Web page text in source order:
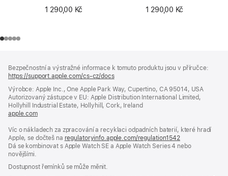
1 290,00 Kč
1 290,00 Kč
Bezpečnostní a výstražné informace k tomuto produktu jsou v příručce:
https://support.apple.com/cs-cz/docs(otevře
v novém
okně)
Výrobce: Apple Inc., One Apple Park Way, Cupertino, CA 95014, USA
Autorizovaný zástupce v EU: Apple Distribution International Limited,
Hollyhill Industrial Estate, Hollyhill, Cork, Ireland
apple.com(otevře
v novém
okně)
Víc o nákladech za zpracování a recyklaci odpadních baterií, které hradí
Apple, se dočteš na regulatoryinfo.apple.com/regulation1542(otevře
se
Dá se kombinovat s Apple Watch SE a Apple Watch Series 4 nebo
novějšími.
Dostupnost řemínků se může měnit.